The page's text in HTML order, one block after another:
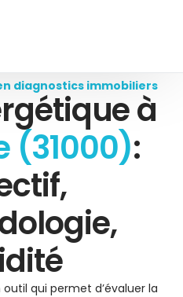
diagnostics immobiliers
à
(31000):
qui permet d’évaluer la